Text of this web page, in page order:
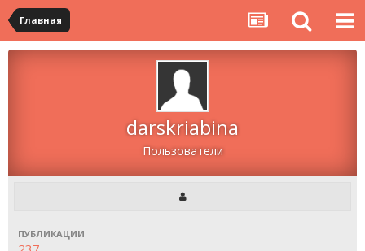
Главная
darskriabina
Пользователи
ПУБЛИКАЦИИ